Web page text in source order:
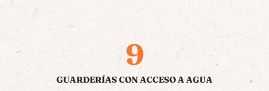
9
GUARDERÍAS CON ACCESO A AGUA